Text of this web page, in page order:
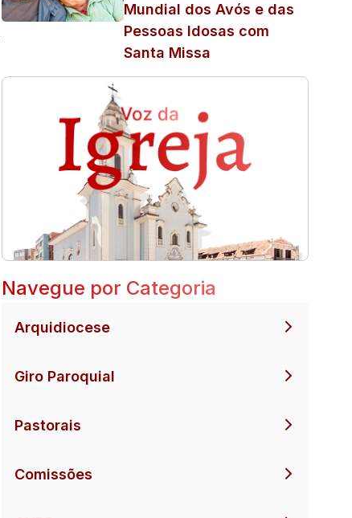
Mundial dos Avós e das
Pessoas Idosas com
Santa Missa
Navegue por Categoria
Arquidiocese
Giro Paroquial
Pastorais
Comissões